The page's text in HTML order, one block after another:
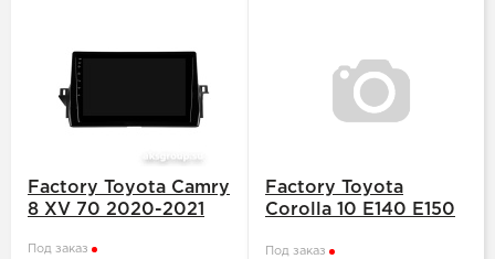
Factory Toyota Camry
8 XV 70 2020-2021
Под заказ
Factory Toyota
Corolla 10 E140 E150
Под заказ